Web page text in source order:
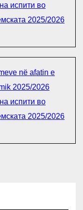
испити во
2025/2026
në afatin e
2025/2026
испити во
2025/2026